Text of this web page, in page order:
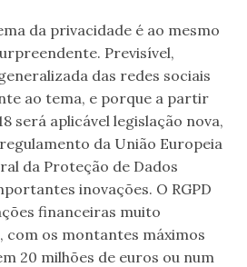
da privacidade é ao mesmo
Previsível,
das redes sociais
ao tema, e porque a partir
será aplicável legislação nova,
da União Europeia
da Proteção de Dados
inovações. O RGPD
financeiras muito
com os montantes máximos
20 milhões de euros ou num